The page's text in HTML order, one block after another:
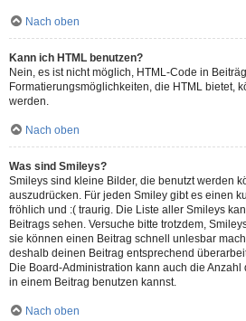
Nach oben
Kann ich HTML benutzen?
Nein, es ist nicht möglich, HTML-Code in
Formatierungsmöglichkeiten, die HTML bietet,
werden.
Nach oben
Was sind Smileys?
Smileys sind kleine Bilder, die benutzt werden
auszudrücken. Für jeden Smiley gibt es einen
fröhlich und :( traurig. Die Liste aller Smileys
Beitrags sehen. Versuche bitte trotzdem,
sie können einen Beitrag schnell unlesbar
deshalb deinen Beitrag entsprechend
Die Board-Administration kann auch die
in einem Beitrag benutzen kannst.
Nach oben